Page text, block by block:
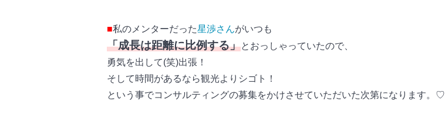
■私のメンターだった星渉さんがいつも
「成長は距離に比例する」とおっしゃっていたので、
勇気を出して(笑)出張！
そして時間があるなら観光よりシゴト！
という事でコンサルティングの募集をかけさせていただいた次第になります。♡